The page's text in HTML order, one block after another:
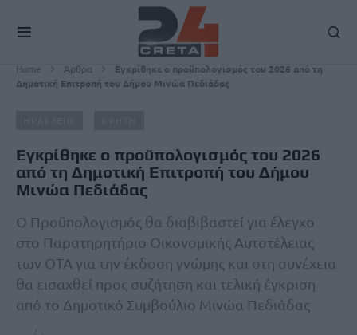
Home Άρθρα
Εγκρίθηκε ο προϋπολογισμός του 2026 από τη
Δημοτική Επιτροπή του Δήμου Μινώα Πεδιάδας
Εγκρίθηκε ο προϋπολογισμός του 2026
από τη Δημοτική Επιτροπή του Δήμου
Μινώα Πεδιάδας
Ο Προϋπολογισμός θα διαβιβαστεί για έλεγχο
στο Παρατηρητήριο Οικονομικής Αυτοτέλειας
των ΟΤΑ για την έκδοση γνώμης και στη συνέχεια
θα εισαχθεί προς συζήτηση και τελική έγκριση
από το Δημοτικό Συμβούλιο Μινώα Πεδιάδας